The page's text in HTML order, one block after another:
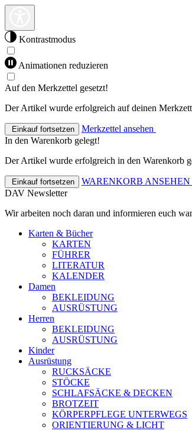
Kontrastmodus
Animationen reduzieren
Auf den Merkzettel gesetzt!
Der Artikel wurde erfolgreich auf deinen
Einkauf fortsetzen
Merkzettel ansehen
In den Warenkorb gelegt!
Der Artikel wurde erfolgreich in den Warenkorb
Einkauf fortsetzen
WARENKORB ANSEHEN
DAV Newsletter
Wir arbeiten noch daran und informieren euch
Karten & Bücher
KARTEN
FÜHRER
LITERATUR
KALENDER
Damen
BEKLEIDUNG
AUSRÜSTUNG
Herren
BEKLEIDUNG
AUSRÜSTUNG
Kinder
Ausrüstung
RUCKSÄCKE
STÖCKE
SCHLAFSÄCKE & DECKEN
BROTZEIT
KÖRPERPFLEGE UNTERWEGS
ORIENTIERUNG & LICHT